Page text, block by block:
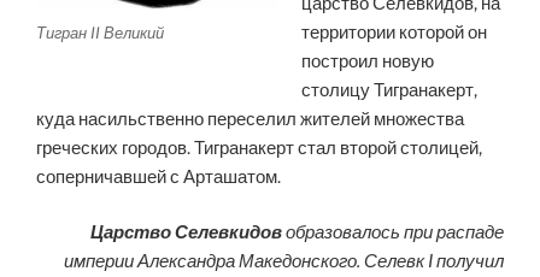
Тигран II Великий
территории которой он
построил новую
столицу Тигранакерт,
куда насильственно переселил жителей множества
греческих городов. Тигранакерт стал второй столицей,
соперничавшей с Арташатом.
Царство Селевкидовобразовалось при распаде
империи Александра Македонского. Селевк I получил